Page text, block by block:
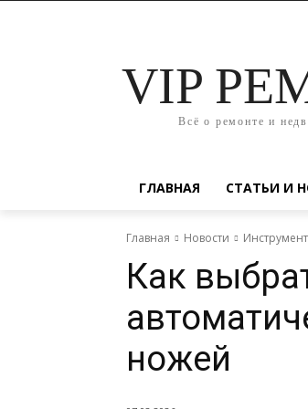
VIP
Всё о ремонте и
ГЛАВНАЯ СТАТЬИ И
Главная Новости
Как
ножей